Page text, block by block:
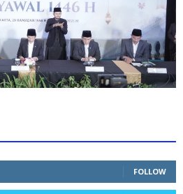
FOLLOW